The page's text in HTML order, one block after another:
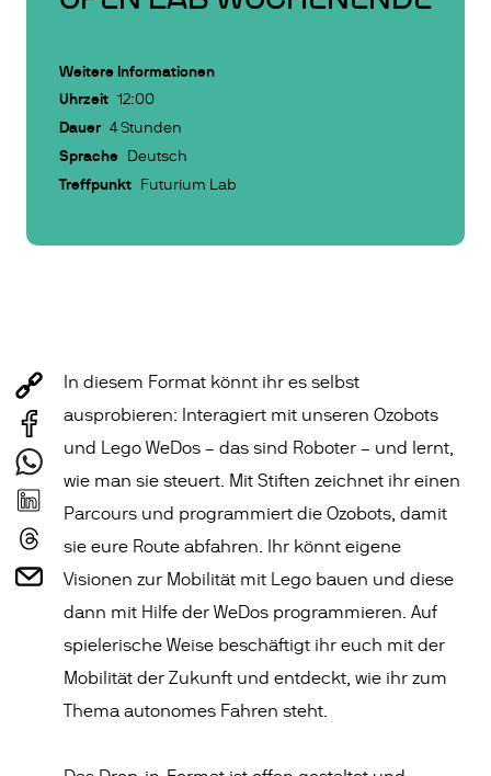
Weitere Informationen
Uhrzeit 12:00
Dauer 4 Stunden
Sprache Deutsch
Treffpunkt Futurium Lab
In diesem Format könnt ihr es selbst
ausprobieren: Interagiert mit unseren Ozobots
und Lego WeDos – das sind Roboter – und lernt,
wie man sie steuert. Mit Stiften zeichnet ihr einen
Parcours und programmiert die Ozobots, damit
sie eure Route abfahren. Ihr könnt eigene
Visionen zur Mobilität mit Lego bauen und diese
dann mit Hilfe der WeDos programmieren. Auf
spielerische Weise beschäftigt ihr euch mit der
Mobilität der Zukunft und entdeckt, wie ihr zum
Thema autonomes Fahren steht.